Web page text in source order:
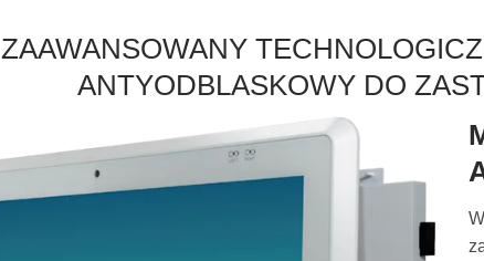
ZAAWANSOWANY
ANTYODBLASKOWY DO